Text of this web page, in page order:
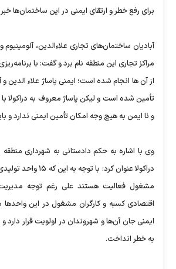
برای رفع خطر و ارتقای ایمنی در این ساختمان‌ها
آبادیان ساختمان‌های تجاری علاء‌الدین، آلومینیوم
مراکز تجاری این منطقه نام برد و گفت: با
از آن ها انجام شده است؛ ایمنی پاساژ علاء الدین و
تأمین شده است و لیکن پاساژ معروف به دراکولا
و نا ایمن به هیچ وجه امکان تأمین ایمنی ندارد و
دراکولا عنوان کرد: با
مشغول فعالیت هستند علی رغم توجه
اقتصادی کسبه و کارگران مشغول در این واحدها
ایمنی جان آن‌ها و شهروندان در اولویت قرار دارد
به خطر انداخت.